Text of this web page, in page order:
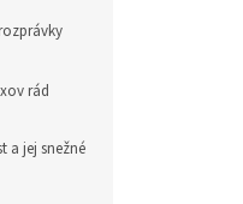
rád
a jej snežné